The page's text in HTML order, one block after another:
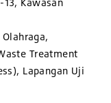
Kawasan
Treatment
Lapangan Uji